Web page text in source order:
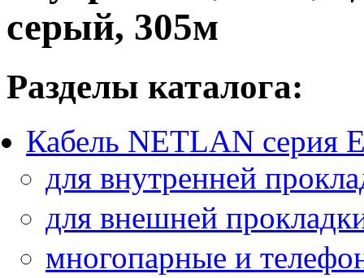
серый, 305м
Разделы каталога:
Кабель NETLAN серия
для внутренней
для внешней
многопарные и